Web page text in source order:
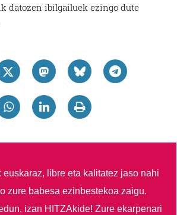
datozen ibilgailuek ezingo dute
libre eta kalitatez jaso nahi
zure babesa ezinbestekoa zaigu.
izan HITZAkide!Zure ekarpenari